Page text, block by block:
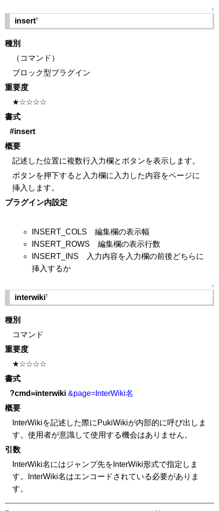
↑
insert†
種別
（コマンド）
ブロック型プラグイン
重要度
★☆☆☆☆
書式
#insert
概要
記述した位置に複数行入力欄とボタンを表示します。
ボタンを押下すると入力欄に入力した内容をページに
挿入します。
プラグイン内設定
INSERT_COLS 編集欄の表示幅
INSERT_ROWS 編集欄の表示行数
INSERT_INS 入力内容を入力欄の前後どちらに
挿入するか
↑
interwiki†
種別
コマンド
重要度
★☆☆☆☆
書式
?cmd=interwiki &page=InterWiki名
概要
InterWikiを記述した際にPukiWikiが内部的に呼び出しま
す。使用者が意識して使用する機会はありません。
引数
InterWiki名にはジャンプ先をInterWiki形式で指定しま
す。InterWiki名はエンコードされている必要がありま
す。